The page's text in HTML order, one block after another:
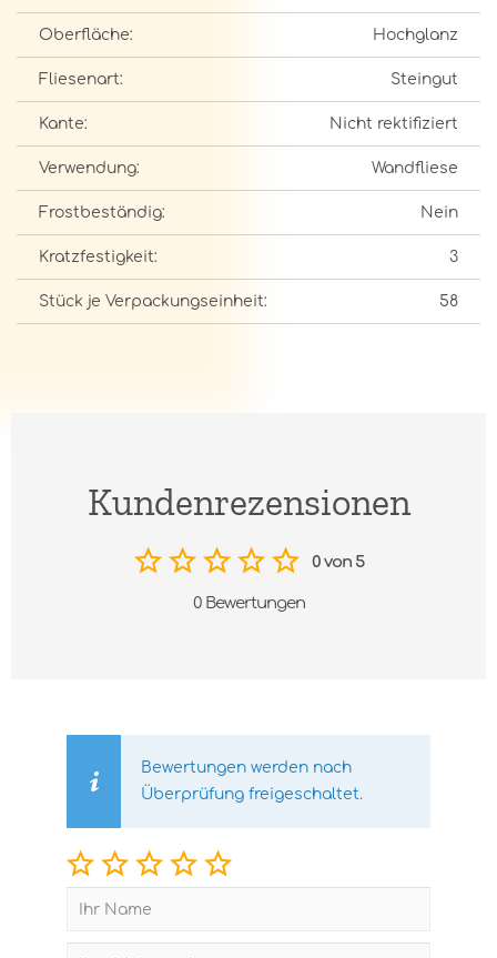
Oberfläche: Hochglanz
Fliesenart: Steingut
Kante: Nicht rektifiziert
Verwendung: Wandfliese
Frostbeständig: Nein
Kratzfestigkeit: 3
Stück je Verpackungseinheit: 58
Kundenrezensionen
0 von 5
0 Bewertungen
Bewertungen werden nach
Überprüfung freigeschaltet.